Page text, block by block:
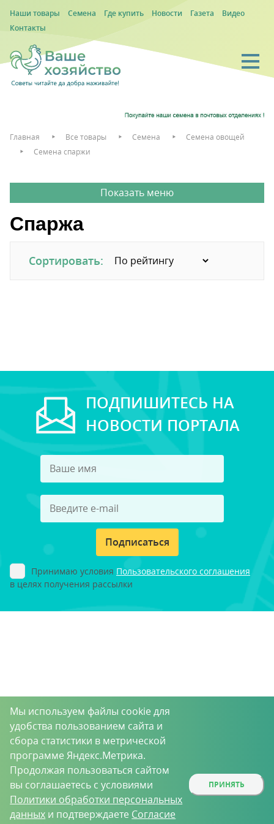
Наши товары Семена Где купить Новости Газета
Видео
Контакты
Главная Все товары Семена
Семена овощей
Семена спаржи
Спаржа
Сортировать:
ПОДПИШИТЕСЬ НА
НОВОСТИ ПОРТАЛА
Подписаться
Принимаю условия Пользовательского соглашения
в целях получения рассылки
Мы используем файлы cookie для
удобства пользованием сайта и
сбора статистики в метрической
программе Яндекс.Метрика.
Продолжая пользоваться сайтом
вы соглашаетесь с условиями
Политики обработки персональных
данных и подтверждаете Согласие
ПРИНЯТЬ